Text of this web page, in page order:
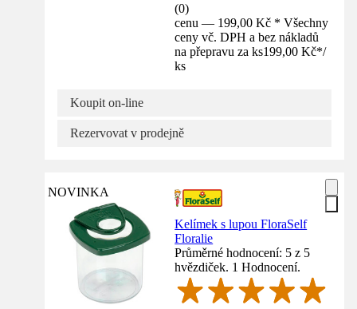
(0)
cenu — 199,00 Kč * Všechny
ceny vč. DPH a bez nákladů
na přepravu za ks199,00 Kč*/
ks
Koupit on-line
Rezervovat v prodejně
NOVINKA
Kelímek s lupou FloraSelf
Floralie
Průměrné hodnocení: 5 z 5
hvězdiček. 1 Hodnocení.